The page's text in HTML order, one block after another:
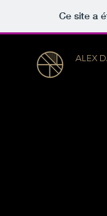
Ce site a
ALEX